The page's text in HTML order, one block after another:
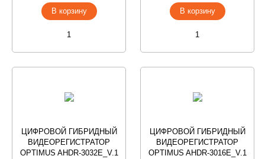
В корзину В корзину
ЦИФРОВОЙ ГИБРИДНЫЙ
ВИДЕОРЕГИСТРАТОР
OPTIMUS AHDR-3032E_V.1
ЦИФРОВОЙ ГИБРИДНЫЙ
ВИДЕОРЕГИСТРАТОР
OPTIMUS AHDR-3016E_V.1